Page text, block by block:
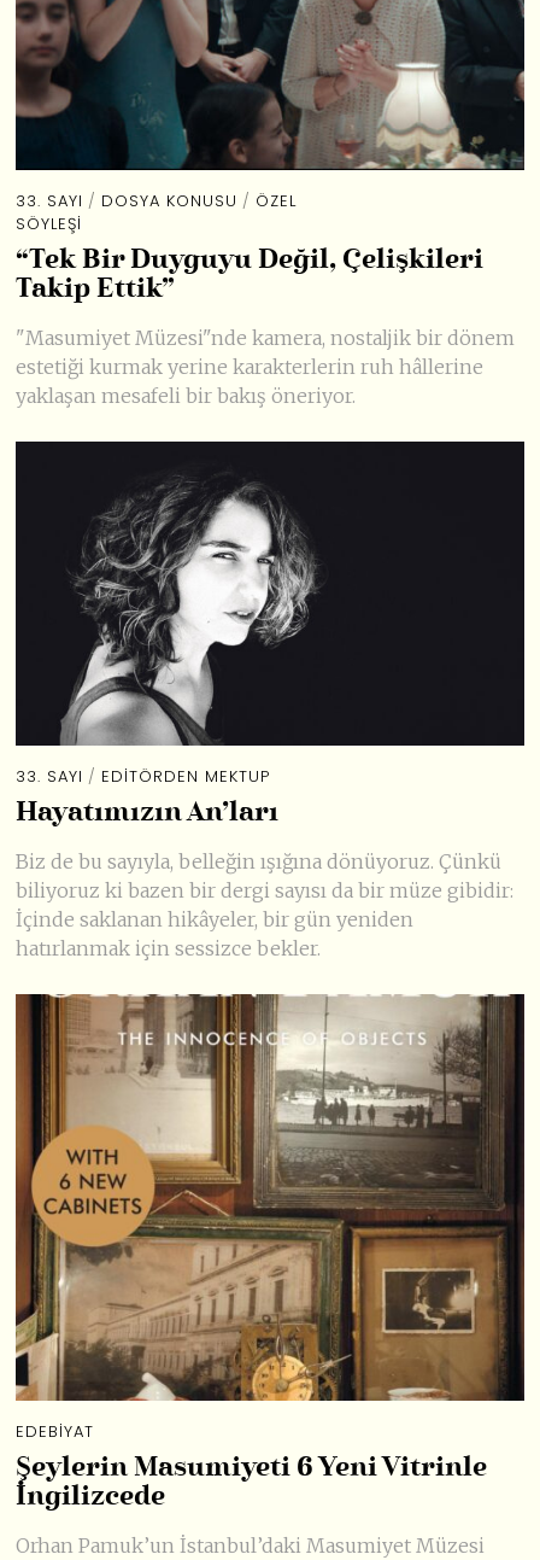
33. SAYI / DOSYA KONUSU / ÖZEL
SÖYLEŞI
“Tek Bir Duyguyu Değil, Çelişkileri
Takip Ettik”
"Masumiyet Müzesi"nde kamera, nostaljik bir dönem
estetiği kurmak yerine karakterlerin ruh hâllerine
yaklaşan mesafeli bir bakış öneriyor.
33. SAYI / EDİTÖRDEN MEKTUP
Hayatımızın An’ları
Biz de bu sayıyla, belleğin ışığına dönüyoruz. Çünkü
biliyoruz ki bazen bir dergi sayısı da bir müze gibidir:
İçinde saklanan hikâyeler, bir gün yeniden
hatırlanmak için sessizce bekler.
EDEBIYAT
Şeylerin Masumiyeti 6 Yeni Vitrinle
İngilizcede
Orhan Pamuk’un İstanbul’daki Masumiyet Müzesi